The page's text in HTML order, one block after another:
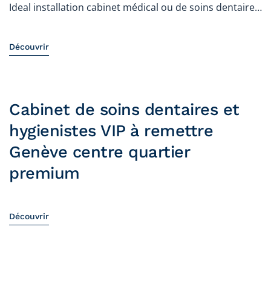
Ideal installation cabinet médical ou de soins dentaire…
Découvrir
Cabinet de soins dentaires et
hygienistes VIP à remettre
Genève centre quartier
premium
Découvrir